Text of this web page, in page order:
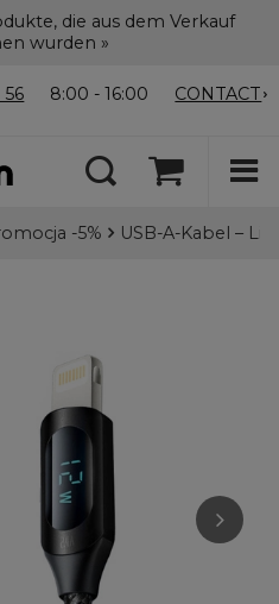
die aus dem Verkauf
wurden »
8:00 - 16:00 CONTACT
-5% USB-A-Kabel –